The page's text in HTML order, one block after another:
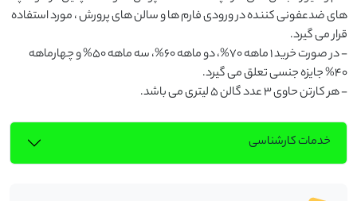
- هر کارتن حاوی 3 عدد گالن 5 لیتری می باشد.
خدمات کارشناسی